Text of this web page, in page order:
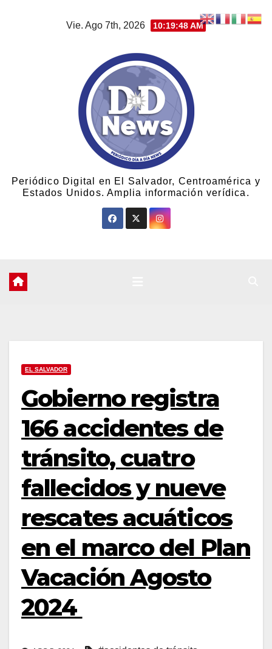
Vie. Ago 7th, 2026 10:19:49 AM
Periódico Digital en El Salvador, Centroamérica y
Estados Unidos. Amplia información verídica.
EL SALVADOR
Gobierno registra
166 accidentes de
tránsito, cuatro
fallecidos y nueve
rescates acuáticos
en el marco del Plan
Vacación Agosto
2024